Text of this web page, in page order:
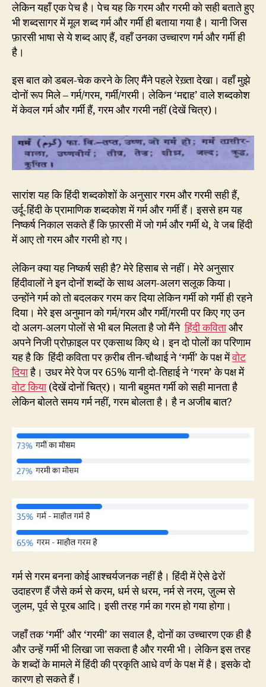
लेकिन यहाँ एक पेच है। पेच यह कि गरम और गरमी को सही बताते हुए
भी शब्दसागर में मूल शब्द गर्म और गर्मी ही बताया गया है। यानी जिस
फ़ारसी भाषा से ये शब्द आए हैं, वहाँ उनका उच्चारण गर्म और गर्मी ही
है।
इस बात को डबल-चेक करने के लिए मैंने पहले रेख़्ता देखा। वहाँ मुझे
दोनों रूप मिले – गर्म/गरम, गर्मी/गरमी। लेकिन ‘मद्दाह’ वाले शब्दकोश
में केवल गर्म और गर्मी हैं, गरम और गरमी नहीं (देखें चित्र)।
सारांश यह कि हिंदी शब्दकोशों के अनुसार गरम और गरमी सही हैं,
उर्दू-हिंदी के प्रामाणिक शब्दकोश में गर्म और गर्मी हैं। इससे हम यह
निष्कर्ष निकाल सकते हैं कि फ़ारसी में जो गर्म और गर्मी थे, वे जब हिंदी
में आए तो गरम और गरमी हो गए।
लेकिन क्या यह निष्कर्ष सही है? मेरे हिसाब से नहीं। मेरे अनुसार
हिंदीवालों ने इन दोनों शब्दों के साथ अलग-अलग सलूक किया।
उन्होंने गर्म को तो बदलकर गरम कर दिया लेकिन गर्मी को गर्मी ही रहने
दिया। मेरे इस अनुमान को गर्म/गरम और गर्मी/गरमी पर किए गए उन
दो अलग-अलग पोलों से भी बल मिलता है जो मैंनेहिंदी कविताऔर
अपने निजी प्रोफ़ाइल पर एकसाथ किए थे। इन दो पोलों का परिणाम
यह है कि हिंदी कविता पर क़रीब तीन-चौथाई ने ‘गर्मी’ के पक्ष मेंवोट
दियाहै। उधर मेरे पेज पर 65% यानी दो-तिहाई ने ‘गरम’ के पक्ष में
वोट किया(देखें दोनों चित्र)। यानी बहुमत गर्मी को सही मानता है
लेकिन बोलते समय गर्म नहीं, गरम बोलता है। है न अजीब बात?
गर्म से गरम बनना कोई आश्चर्यजनक नहीं है। हिंदी में ऐसे ढेरों
उदाहरण हैं जैसे कर्म से करम, धर्म से धरम, नर्म से नरम, ज़ुल्म से
जुलम, पूर्व से पूरब आदि। इसी तरह गर्म का गरम हो गया होगा।
जहाँ तक ‘गर्मी’ और ‘गरमी’ का सवाल है, दोनों का उच्चारण एक ही है
और उन्हें गर्मी भी लिखा जा सकता है और गरमी भी। लेकिन इस तरह
के शब्दों के मामले में हिंदी की प्रकृति आधे वर्ण के पक्ष में है। इसके दो
कारण हो सकते हैं।